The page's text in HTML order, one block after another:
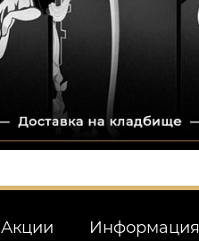
Акции Информация